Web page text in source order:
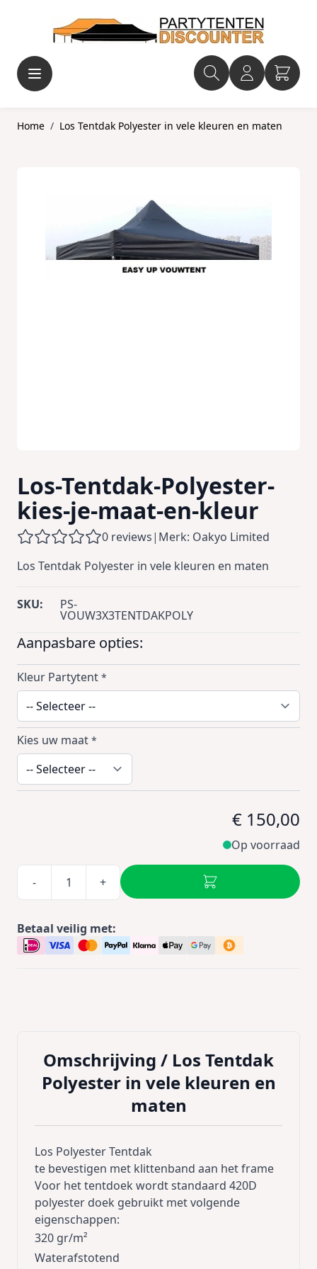
Home / Los Tentdak Polyester in vele kleuren en maten
Los-Tentdak-Polyester-
kies-je-maat-en-kleur
0 reviews| Merk: Oakyo Limited
Los Tentdak Polyester in vele kleuren en maten
SKU: PS-
VOUW3X3TENTDAKPOLY
Aanpasbare opties:
Kleur Partytent *
Kies uw maat *
€ 150,00
Op voorraad
- +
Betaal veilig met:
Omschrijving / Los Tentdak
Polyester in vele kleuren en
maten
Los Polyester Tentdak
te bevestigen met klittenband aan het frame
Voor het tentdoek wordt standaard 420D
polyester doek gebruikt met volgende
eigenschappen:
320 gr/m²
Waterafstotend